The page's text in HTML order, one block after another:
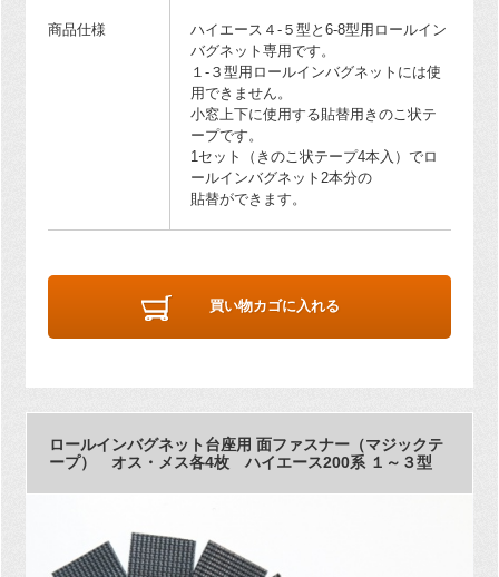
商品仕様
ハイエース４-５型と6-8型用ロールイン
バグネット専用です。
１-３型用ロールインバグネットには使
用できません。
小窓上下に使用する貼替用きのこ状テ
ープです。
1セット（きのこ状テープ4本入）でロ
ールインバグネット2本分の
貼替ができます。
買い物カゴに入れる
ロールインバグネット台座用 面ファスナー（マジックテ
ープ） オス・メス各4枚 ハイエース200系 １～３型